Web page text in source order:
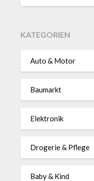
KATEGORIEN
Auto & Motor
Baumarkt
Elektronik
Drogerie & Pflege
Baby & Kind